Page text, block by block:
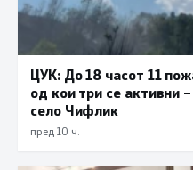
ЦУК: До 18 часот 11
од кои три се активни
село Чифлик
пред 10 ч.